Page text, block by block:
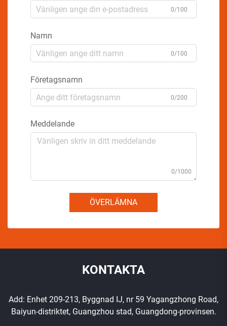
0/100
Namn
0/100
Företagsnamn
0/200
Meddelande
0/1000
ÖVERLÄMNA
KONTAKTA
Add: Enhet 209-213, Byggnad IJ, nr 59 Yagangzhong Road,
Baiyun-distriktet, Guangzhou stad, Guangdong-provinsen.